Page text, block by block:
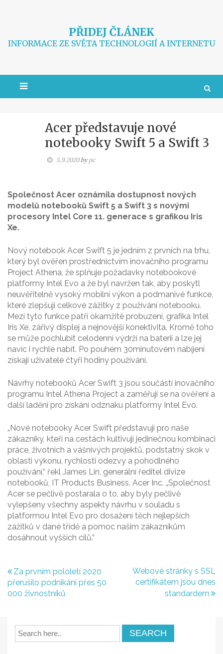
PŘIDEJ ČLÁNEK
INFORMACE ZE SVĚTA TECHNOLOGIÍ A INTERNETU
Acer představuje nové
notebooky Swift 5 a Swift 3
5.9.2020bypc
Společnost Acer oznámila dostupnost nových
modelů notebooků Swift 5 a Swift 3 s novými
procesory Intel Core 11. generace s grafikou Iris
Xe.
Nový notebook Acer Swift 5 je jedním z prvních na trhu,
který byl ověřen prostřednictvím inovačního programu
Project Athena, že splňuje požadavky notebookové
platformy Intel Evo a že byl navržen tak, aby poskytl
neuvěřitelně vysoký mobilní výkon a podmanivé funkce,
které zlepšují celkové zážitky z používání notebooku.
Mezi tyto funkce patří okamžité probuzení, grafika Intel
Iris Xe, zářivý displej a nejnovější konektivita. Kromě toho
se může pochlubit celodenní výdrží na baterii a lze jej
navíc i rychle nabít. Po pouhém 30minutovém nabíjení
získají uživatelé čtyři hodiny používání.
Návrhy notebooků Acer Swift 3 jsou součástí inovačního
programu Intel Athena Project a zaměřují se na ověření a
další ladění pro získání odznaku platformy Intel Evo.
„Nové notebooky Acer Swift představují pro naše
zákazníky, kteří na cestách kultivují jedinečnou kombinaci
práce, životních a vášnivých projektů, podstatný skok v
oblasti výkonu, rychlosti odezvy a pohodlného
používání,“ řekl James Lin, generální ředitel divize
notebooků, IT Products Business, Acer Inc. „Společnost
Acer se pečlivě postarala o to, aby byly pečlivě
vylepšeny všechny aspekty návrhu v souladu s
platformou Intel Evo pro dosažení těch nejlepších
zážitků v dané třídě a pomoc našim zákazníkům
dosáhnout vyšších cílů.“
Navigace
pro
Za prvním pololetí 2020
přerušilo podnikání přes 50
000 živnostníků
Webové stránky s SSL
certifikátem jsou dnes
standardem